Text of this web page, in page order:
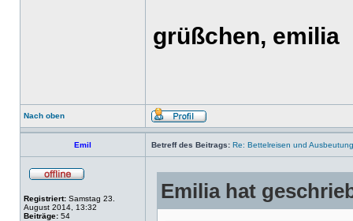
grüßchen, emilia
Nach oben
Emil Betreff des Beitrags: Re: Bettelreisen und
Registriert: Samstag 23.
August 2014, 13:32
Beiträge: 54
Emilia hat